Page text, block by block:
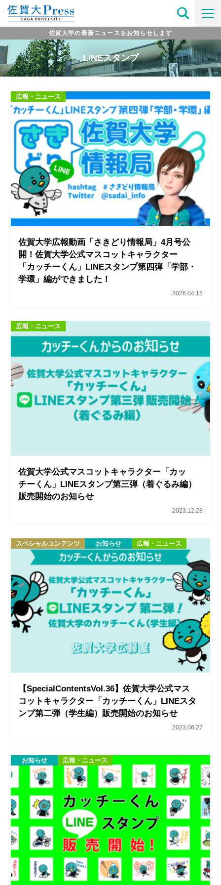
佐賀大学の最新ニュースをお知らせします
LINEスタンプ
広報・ニュース
佐賀大学広報動画「さきどり情報局」4月号公
開！佐賀大学公式マスコットキャラクター
「カッチーくん」LINEスタンプ第四弾「学部・
学環」編ができました！
2026.04.15
広報・ニュース
佐賀大学公式マスコットキャラクター「カッ
チーくん」LINEスタンプ第三弾（着ぐるみ編）
販売開始のお知らせ
2023.12.28
スペシャルコンテンツ お知らせ 広報・ニュース
【SpecialContentsVol.36】佐賀大学公式マス
コットキャラクター「カッチーくん」LINEスタ
ンプ第二弾（学生編）販売開始のお知らせ
2023.06.27
お知らせ 広報・ニュース